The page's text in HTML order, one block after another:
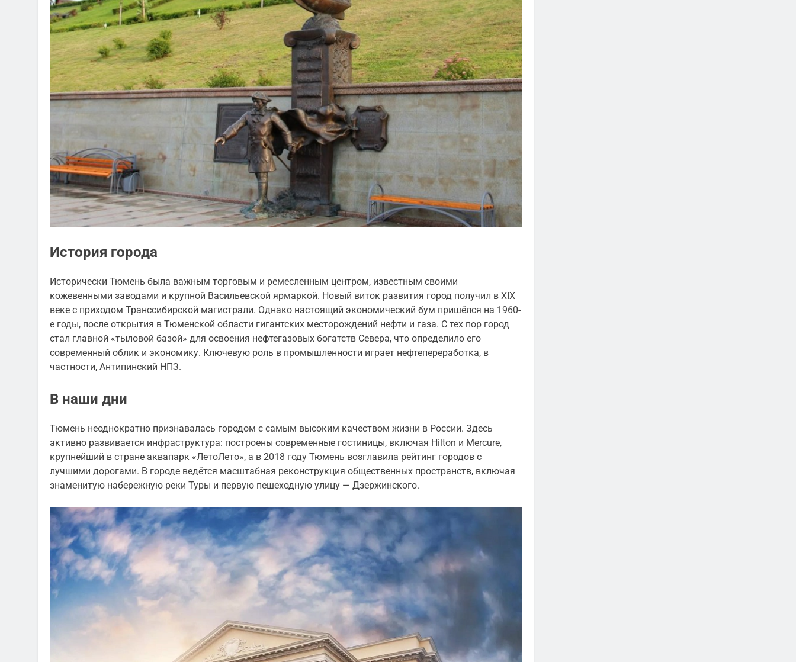
История города
Исторически Тюмень была важным торговым и ремесленным центром, известным своими
кожевенными заводами и крупной Васильевской ярмаркой. Новый виток развития город получил в XIX
веке с приходом Транссибирской магистрали. Однако настоящий экономический бум пришёлся на 1960-
е годы, после открытия в Тюменской области гигантских месторождений нефти и газа. С тех пор город
стал главной «тыловой базой» для освоения нефтегазовых богатств Севера, что определило его
современный облик и экономику. Ключевую роль в промышленности играет нефтепереработка, в
частности, Антипинский НПЗ.
В наши дни
Тюмень неоднократно признавалась городом с самым высоким качеством жизни в России. Здесь
активно развивается инфраструктура: построены современные гостиницы, включая Hilton и Mercure,
крупнейший в стране аквапарк «ЛетоЛето», а в 2018 году Тюмень возглавила рейтинг городов с
лучшими дорогами. В городе ведётся масштабная реконструкция общественных пространств, включая
знаменитую набережную реки Туры и первую пешеходную улицу — Дзержинского.